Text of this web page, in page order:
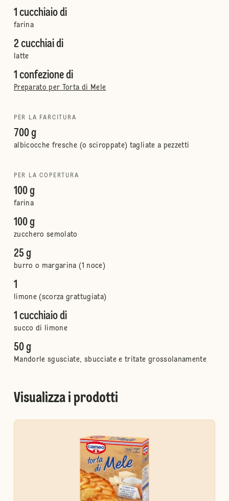
1 cucchiaio di
farina
2 cucchiai di
latte
1 confezione di
Preparato per Torta di Mele
PER LA FARCITURA
700 g
albicocche fresche (o sciroppate) tagliate a pezzetti
PER LA COPERTURA
100 g
farina
100 g
zucchero semolato
25 g
burro o margarina (1 noce)
1
limone (scorza grattugiata)
1 cucchiaio di
succo di limone
50 g
Mandorle sgusciate, sbucciate e tritate grossolanamente
Visualizza i prodotti